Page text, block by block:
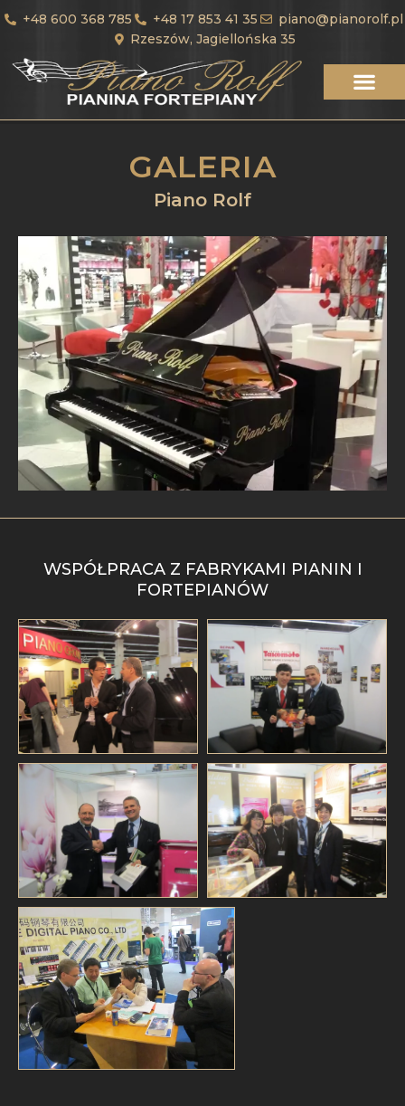
+48 600 368 785 +48 17 853 41 35
piano@pianorolf.pl
Rzeszów, Jagiellońska 35
GALERIA
Piano Rolf
WSPÓŁPRACA Z FABRYKAMI PIANIN I
FORTEPIANÓW